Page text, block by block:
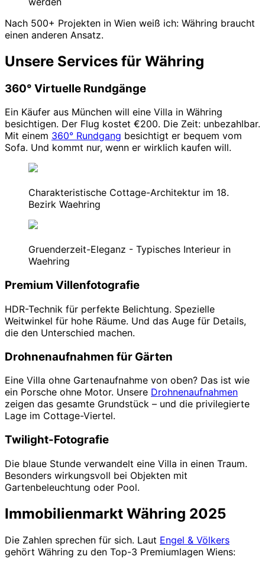
Nach 500+ Projekten in Wien weiß ich: Währing braucht
einen anderen Ansatz.
Unsere Services für Währing
360° Virtuelle Rundgänge
Ein Käufer aus München will eine Villa in Währing
besichtigen. Der Flug kostet €200. Die Zeit: unbezahlbar.
Mit einem 360° Rundgang besichtigt er bequem vom
Sofa. Und kommt nur, wenn er wirklich kaufen will.
Charakteristische Cottage-Architektur im 18.
Bezirk Waehring
Gruenderzeit-Eleganz - Typisches Interieur in
Waehring
Premium Villenfotografie
HDR-Technik für perfekte Belichtung. Spezielle
Weitwinkel für hohe Räume. Und das Auge für Details,
die den Unterschied machen.
Drohnenaufnahmen für Gärten
Eine Villa ohne Gartenaufnahme von oben? Das ist wie
ein Porsche ohne Motor. Unsere Drohnenaufnahmen
zeigen das gesamte Grundstück – und die privilegierte
Lage im Cottage-Viertel.
Twilight-Fotografie
Die blaue Stunde verwandelt eine Villa in einen Traum.
Besonders wirkungsvoll bei Objekten mit
Gartenbeleuchtung oder Pool.
Immobilienmarkt Währing 2025
Die Zahlen sprechen für sich. Laut Engel & Völkers
gehört Währing zu den Top-3 Premiumlagen Wiens: